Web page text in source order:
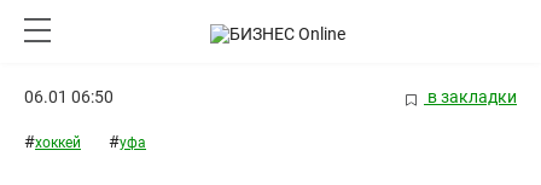
06.01 06:50 в закладки
#хоккей #уфа